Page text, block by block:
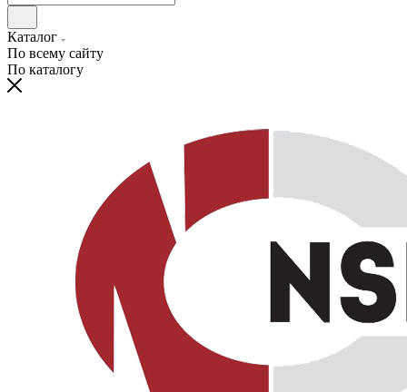
Каталог
По всему сайту
По каталогу